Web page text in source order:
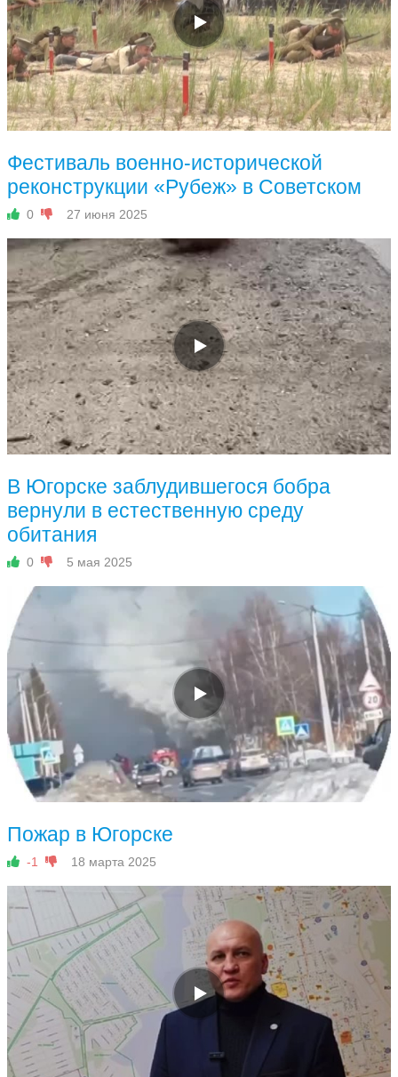
Фестиваль военно-исторической
реконструкции «Рубеж» в Советском
0 27 июня 2025
В Югорске заблудившегося бобра
вернули в естественную среду
обитания
0 5 мая 2025
Пожар в Югорске
-1 18 марта 2025